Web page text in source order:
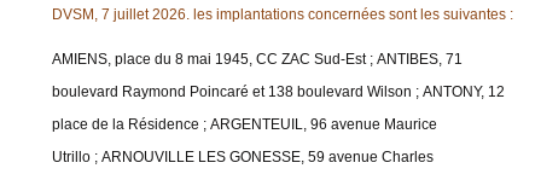
DVSM, 7 juillet 2026. les implantations concernées sont les suivantes :
AMIENS, place du 8 mai 1945, CC ZAC Sud-Est ; ANTIBES, 71
boulevard Raymond Poincaré et 138 boulevard Wilson ; ANTONY, 12
place de la Résidence ; ARGENTEUIL, 96 avenue Maurice
Utrillo ; ARNOUVILLE LES GONESSE, 59 avenue Charles